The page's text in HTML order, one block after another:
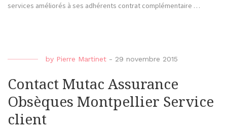
services améliorés à ses adhérents contrat complémentaire …
by Pierre Martinet - 29 novembre 2015
Contact Mutac Assurance
Obsèques Montpellier Service
client